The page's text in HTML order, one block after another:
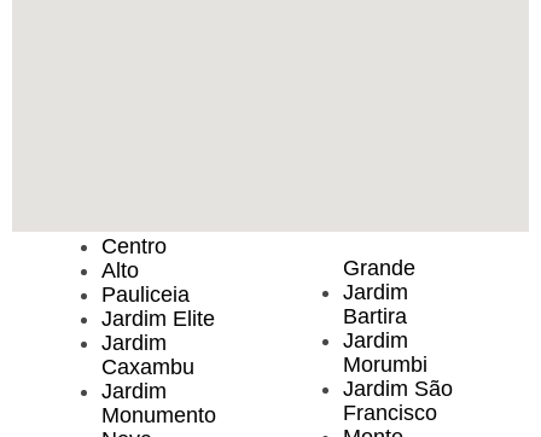
Centro
Alto
Pauliceia
Jardim Elite
Jardim
Caxambu
Jardim
Monumento
Grande
Jardim
Bartira
Jardim
Morumbi
Jardim São
Francisco